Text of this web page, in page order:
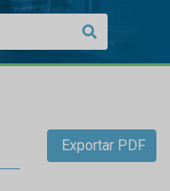
Exportar PDF